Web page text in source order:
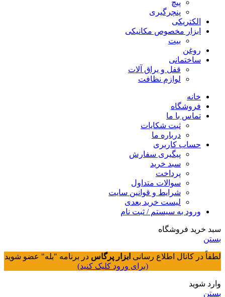
پیچ
پنچرگیری
الکتریکی
ابزار مخصوص مکانیکی
بیت
روغن
ساختمانی
قفل و یراق آلات
لوازم نظافت
خانه
فروشگاه
تماس با ما
ثبت شکایات
درباره ما
حساب کاربری
پیگیری سفارش
سبد خرید
پرداخت
سوالات متداول
شرایط و قوانین سایت
لیست خرید بعدی
ورود به سیستم / ثبت نام
سبد خرید فروشگاه
بستن
لطفاً در کانال اطلاع رسانی ابزار پرگاس در برنامه "بله" عضو شوید
(برای ورود کلیک کنید)
وارد شوید
بستن